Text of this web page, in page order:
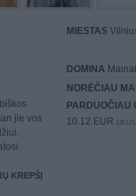
MIESTAS
DOMINA
jie vos
NORĖČIAU
PARDUOČIAU
10.12 EUR (35
KREPŠĮ